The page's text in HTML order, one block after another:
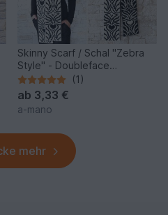
Skinny Scarf / Schal "Zebra
Style" - Doubleface
Strickanleitung
(1)
ab 3,33 €
a-mano
mehr